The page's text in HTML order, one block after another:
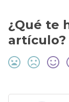
¿Qué te
artículo?